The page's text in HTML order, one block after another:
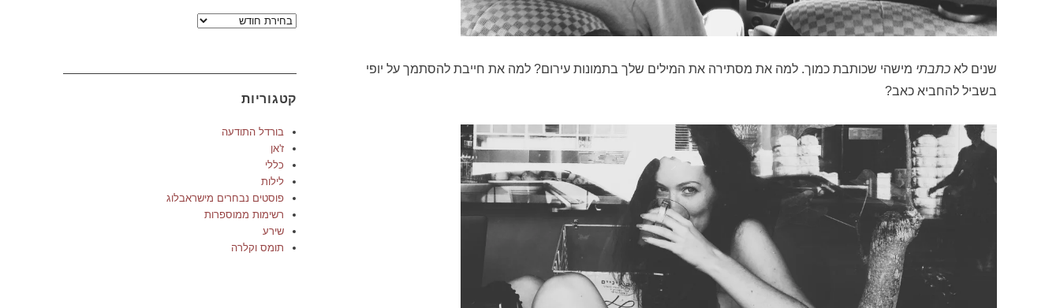
שנים לא כתבתי מישהי שכותבת כמוך. למה את מסתירה את המילים שלך בתמונות עירום? למה את חייבת להסתמך על יופי
בשביל להחביא כאב?
ארכיון
קטגוריות
בורדל התודעה
ז'אן
כללי
לילות
פוסטים נבחרים מישראבלוג
רשימות ממוספרות
שירע
תומס וקלרה